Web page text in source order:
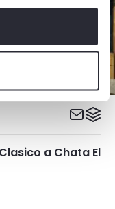
Clasico a Chata El